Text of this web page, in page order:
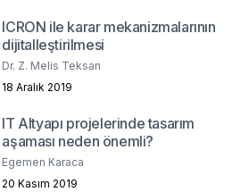
ICRON ile karar mekanizmalarının
dijitalleştirilmesi
Dr. Z. Melis Teksan
18 Aralık 2019
IT Altyapı projelerinde tasarım
aşaması neden önemli?
Egemen Karaca
20 Kasım 2019